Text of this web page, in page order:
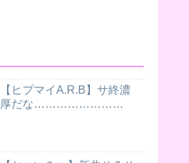
【ヒプマイA.R.B】サ終濃
厚だな……………………